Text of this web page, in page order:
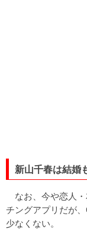
新山千春は結婚
なお、今や恋人・
チングアプリだが
少なくない。